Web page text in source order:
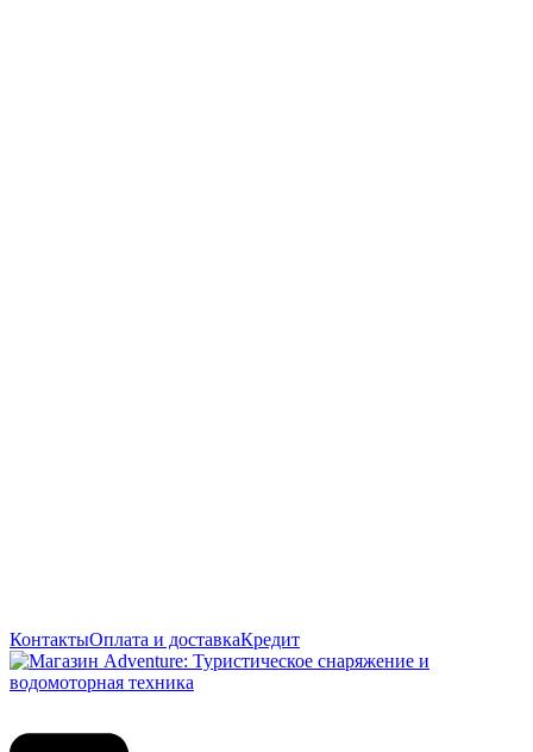
КонтактыОплата и доставкаКредит